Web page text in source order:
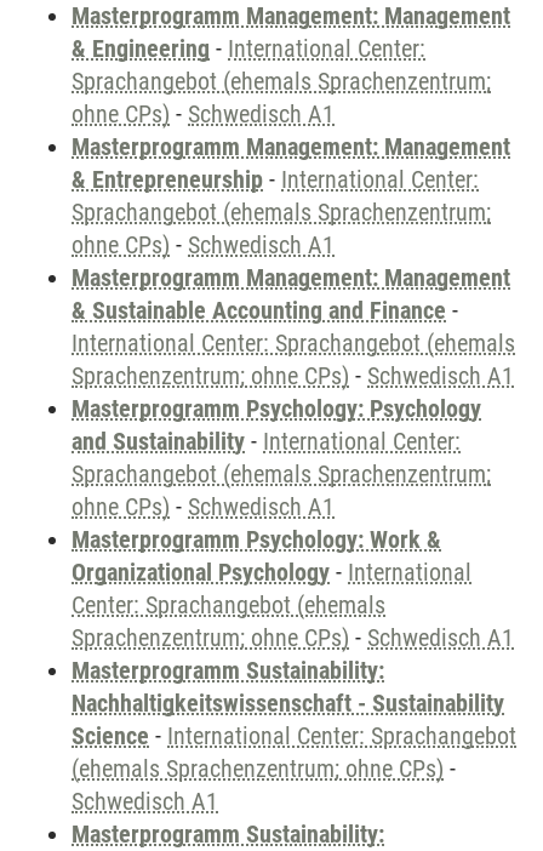
Masterprogramm Management: Management
& Engineering - International Center:
Sprachangebot (ehemals Sprachenzentrum;
ohne CPs) - Schwedisch A1
Masterprogramm Management: Management
& Entrepreneurship - International Center:
Sprachangebot (ehemals Sprachenzentrum;
ohne CPs) - Schwedisch A1
Masterprogramm Management: Management
& Sustainable Accounting and Finance -
International Center: Sprachangebot (ehemals
Sprachenzentrum; ohne CPs) - Schwedisch A1
Masterprogramm Psychology: Psychology
and Sustainability - International Center:
Sprachangebot (ehemals Sprachenzentrum;
ohne CPs) - Schwedisch A1
Masterprogramm Psychology: Work &
Organizational Psychology - International
Center: Sprachangebot (ehemals
Sprachenzentrum; ohne CPs) - Schwedisch A1
Masterprogramm Sustainability:
Nachhaltigkeitswissenschaft - Sustainability
Science - International Center: Sprachangebot
(ehemals Sprachenzentrum; ohne CPs) -
Schwedisch A1
Masterprogramm Sustainability: